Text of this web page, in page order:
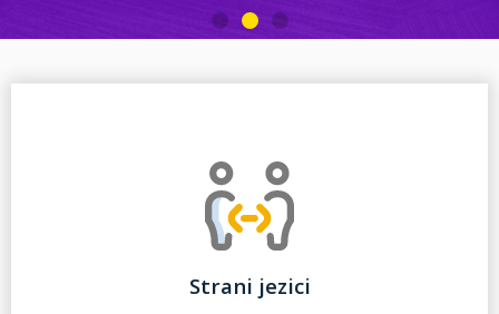
Strani jezici